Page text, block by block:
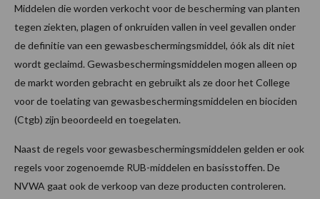
Middelen die worden verkocht voor de bescherming van planten
tegen ziekten, plagen of onkruiden vallen in veel gevallen onder
de definitie van een gewasbeschermingsmiddel, óók als dit niet
wordt geclaimd. Gewasbeschermingsmiddelen mogen alleen op
de markt worden gebracht en gebruikt als ze door het College
voor de toelating van gewasbeschermingsmiddelen en biociden
(Ctgb) zijn beoordeeld en toegelaten.
Naast de regels voor gewasbeschermingsmiddelen gelden er ook
regels voor zogenoemde RUB-middelen en basisstoffen. De
NVWA gaat ook de verkoop van deze producten controleren.